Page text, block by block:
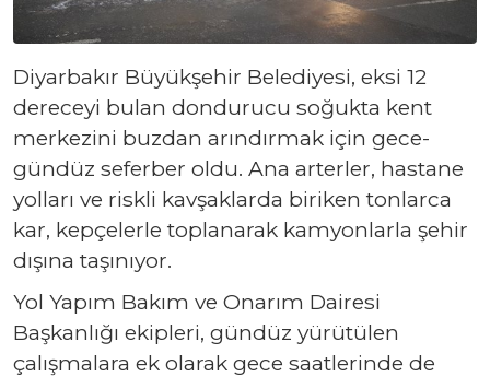
Diyarbakır Büyükşehir Belediyesi, eksi 12
dereceyi bulan dondurucu soğukta kent
merkezini buzdan arındırmak için gece-
gündüz seferber oldu. Ana arterler, hastane
yolları ve riskli kavşaklarda biriken tonlarca
kar, kepçelerle toplanarak kamyonlarla şehir
dışına taşınıyor.
Yol Yapım Bakım ve Onarım Dairesi
Başkanlığı ekipleri, gündüz yürütülen
çalışmalara ek olarak gece saatlerinde de